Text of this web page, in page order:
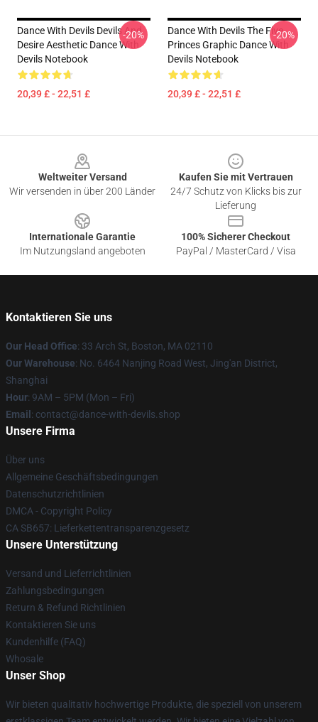
Dance With Devils Devils And
Desire Aesthetic Dance With
Devils Notebook
20,39 £ - 22,51 £
-20%
Dance With Devils The Five
Princes Graphic Dance With
Devils Notebook
20,39 £ - 22,51 £
-20%
Weltweiter Versand
Wir versenden in über 200 Länder
Kaufen Sie mit Vertrauen
24/7 Schutz von Klicks bis zur
Lieferung
Internationale Garantie
Im Nutzungsland angeboten
100% Sicherer Checkout
PayPal / MasterCard / Visa
Kontaktieren Sie uns
Our Head Office: 33 Arch St, Boston, MA 02110
Our Warehouse: No. 6464 Nanjing Road West, Jing'an District,
Shanghai
Hour: 9AM – 5PM (Mon – Fri)
Email : contact@dance-with-devils.shop
Unsere Firma
Über uns
Allgemeine Geschäftsbedingungen
Datenschutzrichtlinien
DMCA - Copyright Policy
CA SB657: Lieferkettentransparenzgesetz
Unsere Unterstützung
Versand und Lieferrichtlinien
Zahlungsbedingungen
Return & Refund Richtlinien
Kontaktieren Sie uns
Kundenhilfe (FAQ)
Whosale
Unser Shop
Wir bieten qualitativ hochwertige Produkte, die speziell von unserem